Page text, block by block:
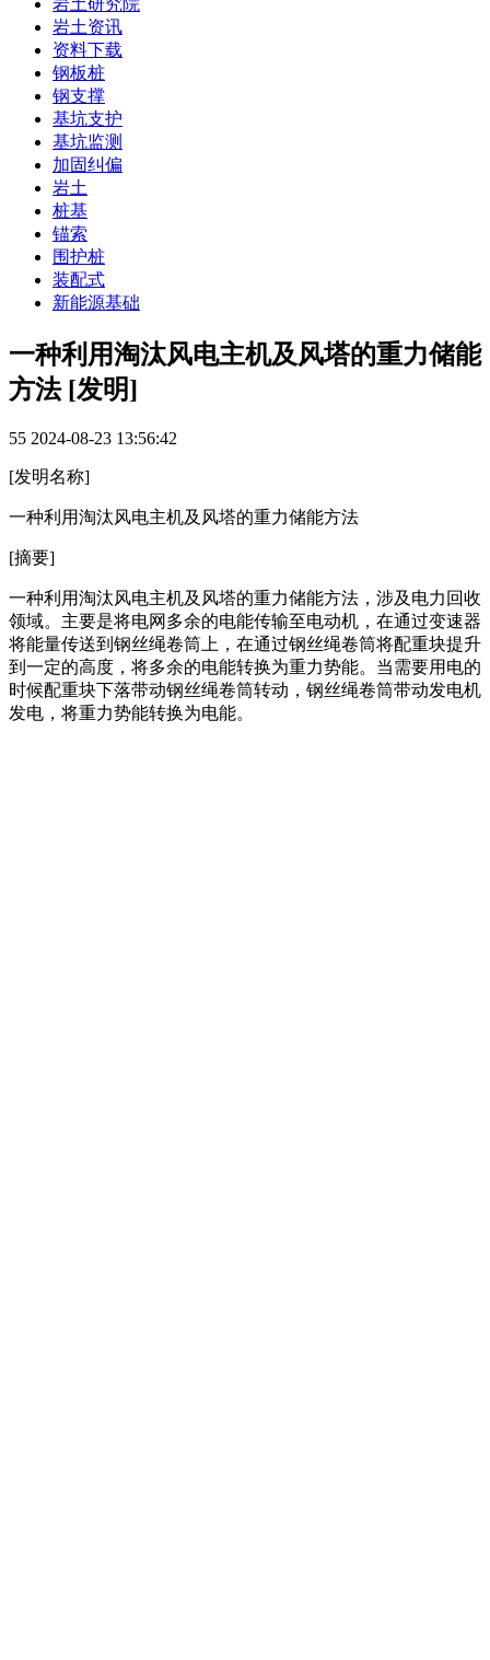
岩土研究院
岩土资讯
资料下载
钢板桩
钢支撑
基坑支护
基坑监测
加固纠偏
岩土
桩基
锚索
围护桩
装配式
新能源基础
一种利用淘汰风电主机及风塔的重力储能
方法 [发明]
55 2024-08-23 13:56:42
[发明名称]
一种利用淘汰风电主机及风塔的重力储能方法
[摘要]
一种利用淘汰风电主机及风塔的重力储能方法，涉及电力回收
领域。主要是将电网多余的电能传输至电动机，在通过变速器
将能量传送到钢丝绳卷筒上，在通过钢丝绳卷筒将配重块提升
到一定的高度，将多余的电能转换为重力势能。当需要用电的
时候配重块下落带动钢丝绳卷筒转动，钢丝绳卷筒带动发电机
发电，将重力势能转换为电能。